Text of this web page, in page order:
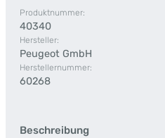
Produktnummer:
40340
Hersteller:
Peugeot GmbH
Herstellernummer:
60268
Beschreibung